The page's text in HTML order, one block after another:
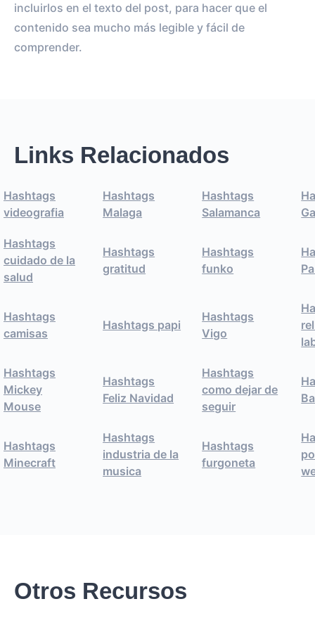
incluirlos en el texto del post, para hacer que el
contenido sea mucho más legible y fácil de
comprender.
Links Relacionados
Hashtags
videografia
Hashtags
Malaga
Hashtags
Salamanca
Hashtags
cuidado de la
salud
Hashtags
gratitud
Hashtags
funko
Hashtags
camisas
Hashtags papi
Hashtags
Vigo
Hashtags
Mickey
Mouse
Hashtags
Feliz Navidad
Hashtags
como dejar de
seguir
Hashtags
Minecraft
Hashtags
industria de la
musica
Hashtags
furgoneta
Otros Recursos